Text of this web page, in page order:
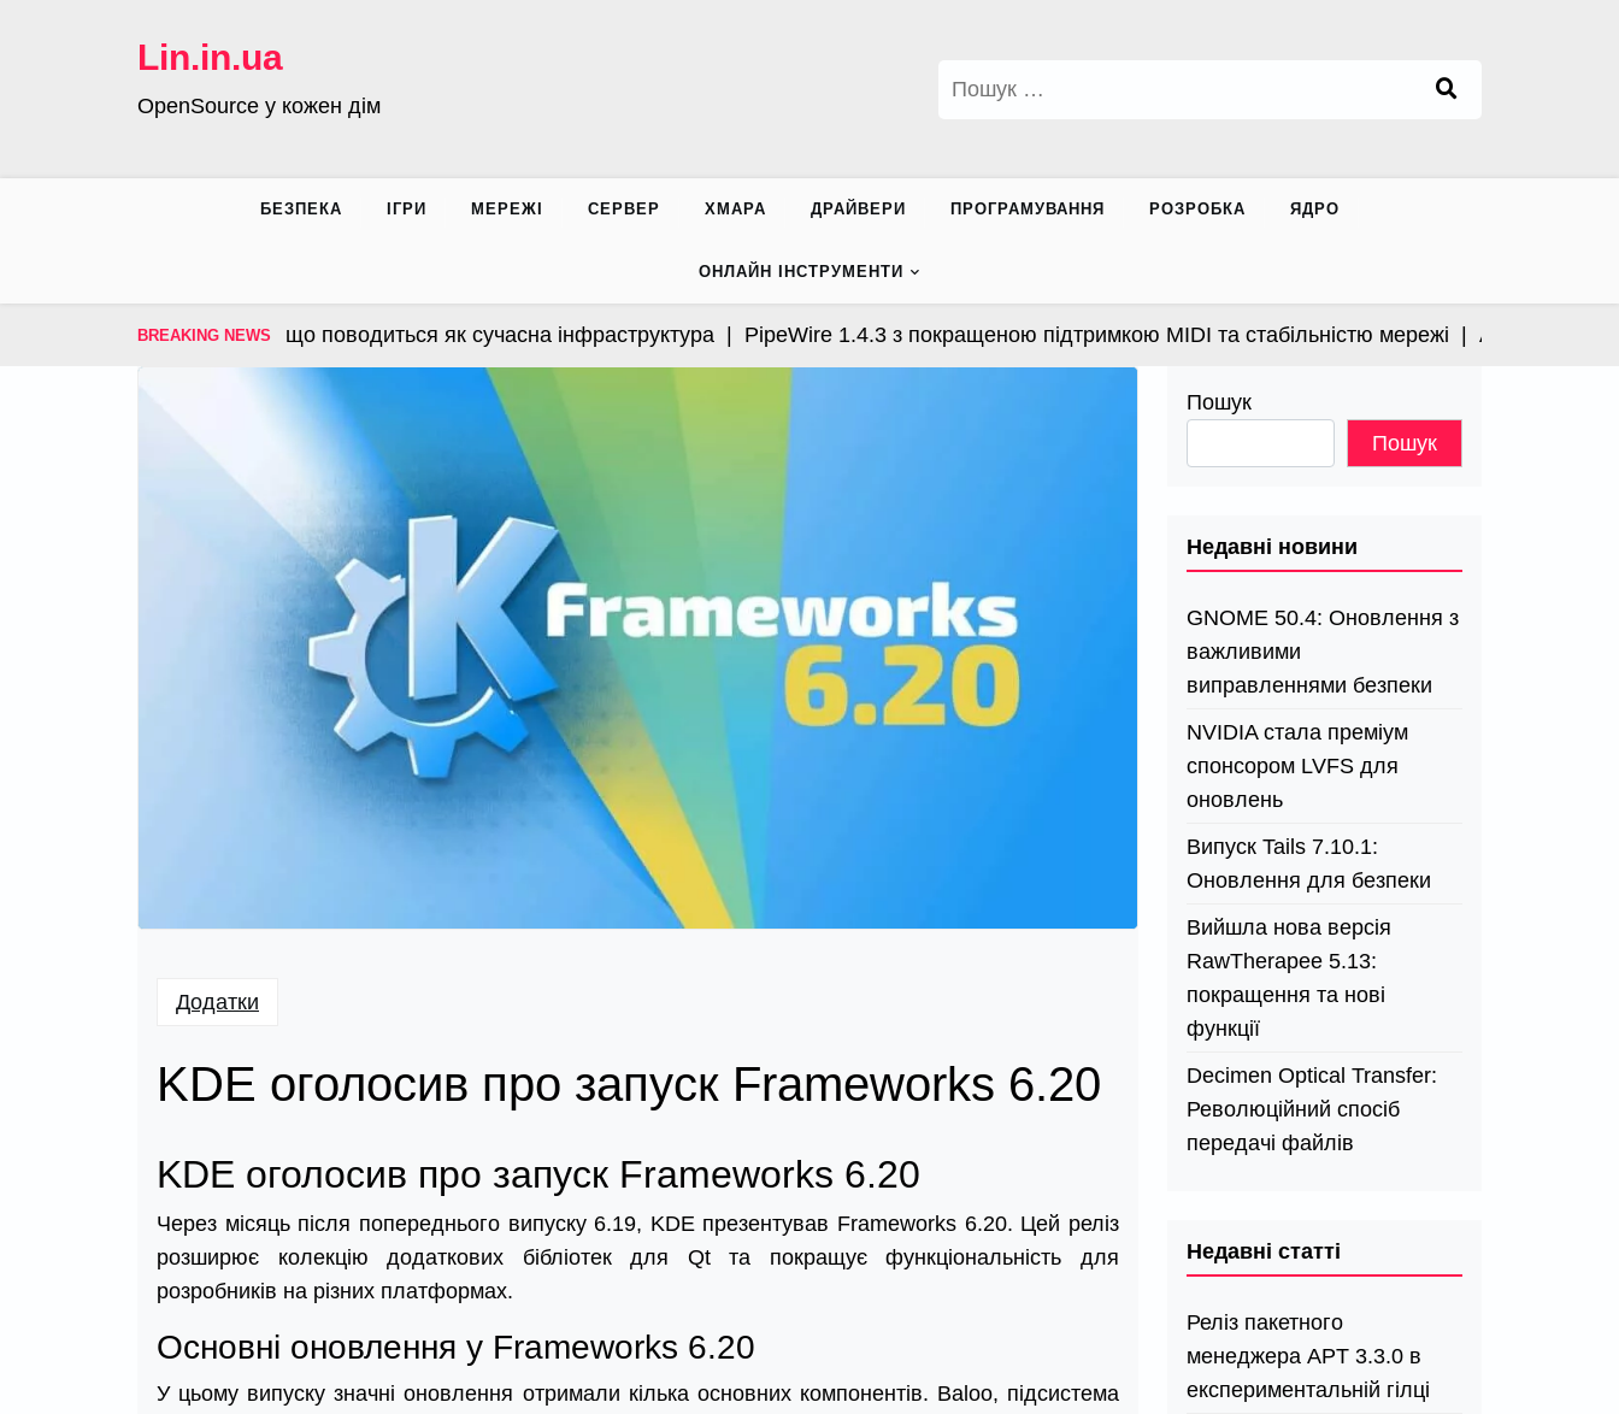
Lin.in.ua
OpenSource у кожен дім
БЕЗПЕКА ІГРИ МЕРЕЖІ СЕРВЕР ХМАРА ДРАЙВЕРИ ПРОГРАМУВАННЯ РОЗРОБКА ЯДРО
ОНЛАЙН ІНСТРУМЕНТИ
BREAKING NEWS
операційна система, що поводиться як сучасна інфраструктура |PipeWire 1.4.3 з покращеною підтримкою MIDI та стабільністю мережі |Apple випустила
Додатки
KDE оголосив про запуск Frameworks 6.20
KDE оголосив про запуск Frameworks 6.20
Через місяць після попереднього випуску 6.19, KDE презентував Frameworks 6.20. Цей реліз
розширює колекцію додаткових бібліотек для Qt та покращує функціональність для
розробників на різних платформах.
Основні оновлення у Frameworks 6.20
У цьому випуску значні оновлення отримали кілька основних компонентів. Baloo, підсистема
Пошук
Пошук
Недавні новини
GNOME 50.4: Оновлення з
важливими
виправленнями безпеки
NVIDIA стала преміум
спонсором LVFS для
оновлень
Випуск Tails 7.10.1:
Оновлення для безпеки
Вийшла нова версія
RawTherapee 5.13:
покращення та нові
функції
Decimen Optical Transfer:
Революційний спосіб
передачі файлів
Недавні статті
Реліз пакетного
менеджера APT 3.3.0 в
експериментальній гілці